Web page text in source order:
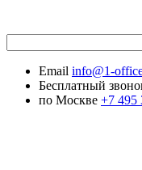
Email info@1-
Бесплатный
по Москве +7 495